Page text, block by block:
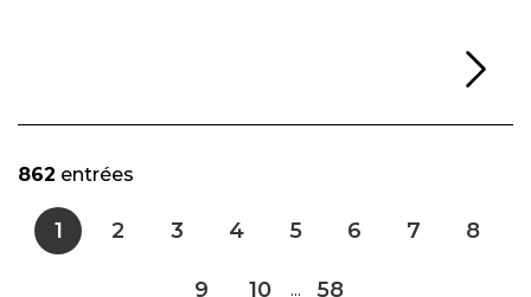
862 entrées
1 2 3 4 5 6 7 8
9 10 ... 58